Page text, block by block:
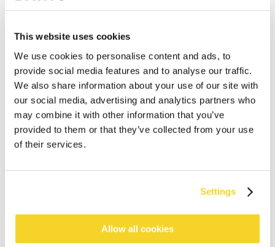
This website uses cookies
We use cookies to personalise content and ads, to
provide social media features and to analyse our traffic.
We also share information about your use of our site with
our social media, advertising and analytics partners who
may combine it with other information that you’ve
provided to them or that they’ve collected from your use
of their services.
Settings
Allow all cookies
SHOP
Dames
Heren
Meisjes
Jongens
Verzenden